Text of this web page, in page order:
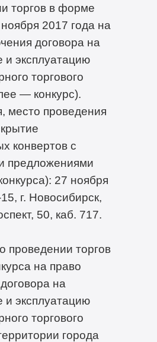
торгов в форме
2017 года на
договора на
эксплуатацию
торгового
— конкурс).
место проведения
конвертов с
предложениями
27 ноября
г. Новосибирск,
50, каб. 717.
проведении торгов
на право
на
эксплуатацию
торгового
города